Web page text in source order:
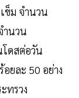
ข็ม จำนวน
ำนวน
ดสต่อวัน
อยละ 50 อย่าง
ทรวง